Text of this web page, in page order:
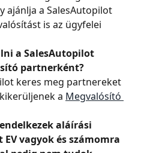
ajánlja a SalesAutopilot
is az ügyfelei
a SalesAutopilot
partnerként?
keres meg partnereket
a Megvalósító
aláírási
vagyok és számomra